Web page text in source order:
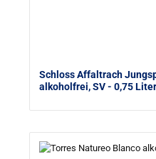
Schloss Affaltrach
alkoholfrei, SV- 0,75 Liter